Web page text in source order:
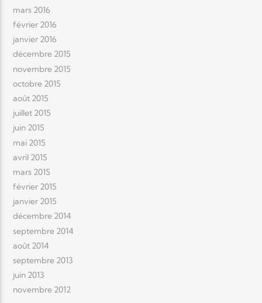
mars 2016
février 2016
janvier 2016
décembre 2015
novembre 2015
octobre 2015
août 2015
juillet 2015
juin 2015
mai 2015
avril 2015
mars 2015
février 2015
janvier 2015
décembre 2014
septembre 2014
août 2014
septembre 2013
juin 2013
novembre 2012